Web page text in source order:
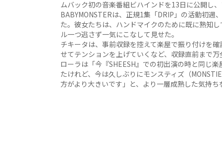
ムバック初の音楽番組ビハインドを13日に公開し、
BABYMONSTERは、正規1集「DRIP」の活動初週
た。彼女たちは、ハンドマイクのために既に熟知
ル一つ逃さず一気にこなして見せた。
チキータは、事前収録を控えて楽屋で振り付けを
せてテンションを上げていくなど、収録直前まで万
ローラは「今『SHEESH』での初出演の時と同じ
たけれど、今は久しぶりにモンスティズ（
方がより大きいです」と、より一層成熟した気持ち